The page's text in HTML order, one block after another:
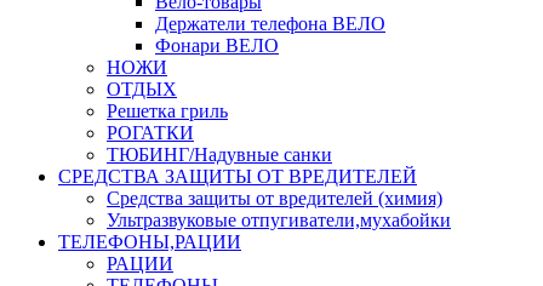
Держатели телефона ВЕЛО
Фонари ВЕЛО
НОЖИ
ОТДЫХ
Решетка гриль
РОГАТКИ
ТЮБИНГ/Надувные санки
СРЕДСТВА ЗАЩИТЫ ОТ ВРЕДИТЕЛЕЙ
Средства защиты от вредителей (химия)
Ультразвуковые отпугиватели,мухабойки
ТЕЛЕФОНЫ,РАЦИИ
РАЦИИ